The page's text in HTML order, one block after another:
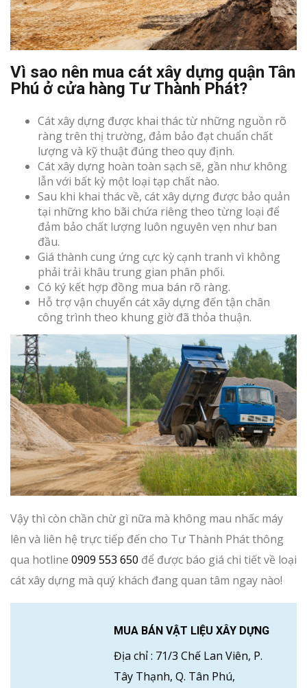
Vì sao nên mua cát xây dựng quận Tân
Phú ở cửa hàng Tư Thành Phát?
Cát xây dựng được khai thác từ những nguồn rõ
ràng trên thị trường, đảm bảo đạt chuẩn chất
lượng và kỹ thuật đúng theo quy định.
Cát xây dựng hoàn toàn sạch sẽ, gần như không
lẫn với bất kỳ một loại tạp chất nào.
Sau khi khai thác về, cát xây dựng được bảo quản
tại những kho bãi chứa riêng theo từng loại để
đảm bảo chất lượng luôn nguyên vẹn như ban
đầu.
Giá thành cung ứng cực kỳ cạnh tranh vì không
phải trải khâu trung gian phân phối.
Có ký kết hợp đồng mua bán rõ ràng.
Hỗ trợ vận chuyển cát xây dựng đến tận chân
công trình theo khung giờ đã thỏa thuận.
Vậy thì còn chần chừ gì nữa mà không mau nhấc máy
lên và liên hệ trực tiếp đến cho Tư Thành Phát thông
qua hotline 0909 553 650 để được báo giá chi tiết về loại
cát xây dựng mà quý khách đang quan tâm ngay nào!
MUA BÁN VẬT LIỆU XÂY DỰNG
Địa chỉ : 71/3 Chế Lan Viên, P.
Tây Thạnh, Q. Tân Phú,